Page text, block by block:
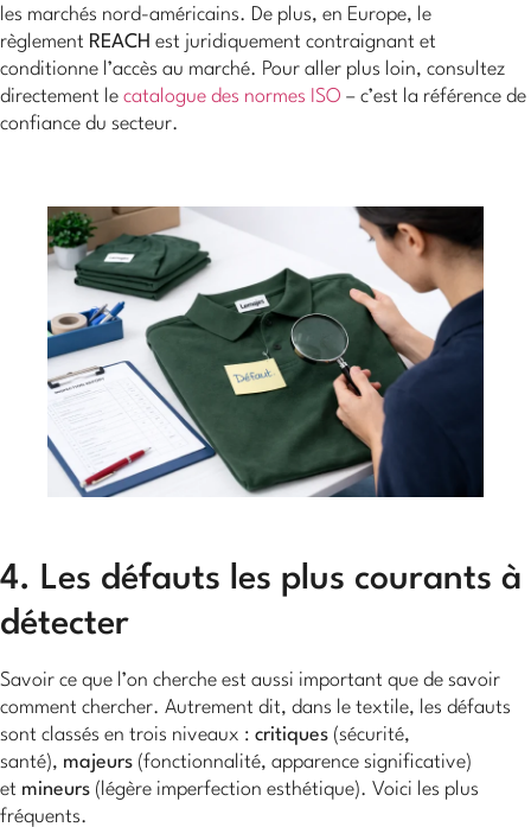
les marchés nord-américains. De plus, en Europe, le
règlement REACH est juridiquement contraignant et
conditionne l’accès au marché. Pour aller plus loin, consultez
directement le catalogue des normes ISO – c’est la référence de
confiance du secteur.
4. Les défauts les plus courants à
détecter
Savoir ce que l’on cherche est aussi important que de savoir
comment chercher. Autrement dit, dans le textile, les défauts
sont classés en trois niveaux : critiques (sécurité,
santé), majeurs (fonctionnalité, apparence significative)
et mineurs (légère imperfection esthétique). Voici les plus
fréquents.